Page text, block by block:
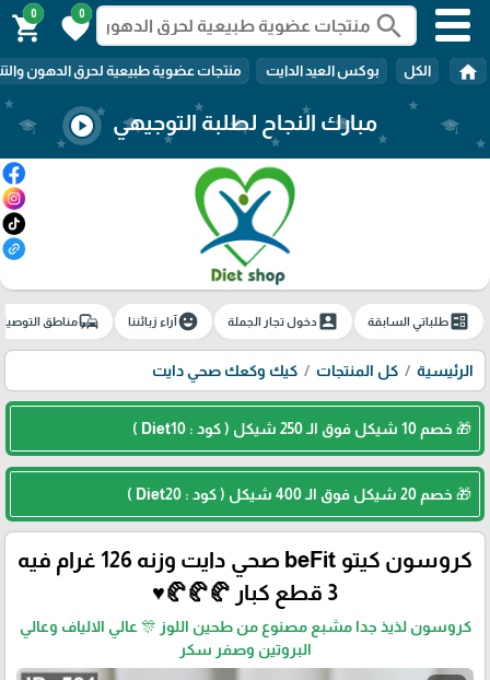
search
0
favorite
0
shopping_cart
home الكل بوكس العيد الدايت منتجات عضوية طبيعية لحرق الدهون
مبارك النجاح لطلبة التوجيهي play_circle
🎓
ballotطلباتي السابقة account_boxدخول تجار الجملة emoji_emotionsآراء زبائننا commuteمناطق
الرئيسية كل المنتجات كيك وكعك صحي دايت
🎁 خصم 10 شيكل فوق الـ 250 شيكل ( كود : Diet10 )
🎁 خصم 20 شيكل فوق الـ 400 شيكل ( كود : Diet20 )
كروسون كيتو beFit صحي دايت وزنه 126 غرام فيه
3 قطع كبار 🥐🥐🥐♥️
كروسون لذيذ جدا مشبع مصنوع من طحين اللوز 🎊 عالي الالياف وعالي
البروتين وصفر سكر